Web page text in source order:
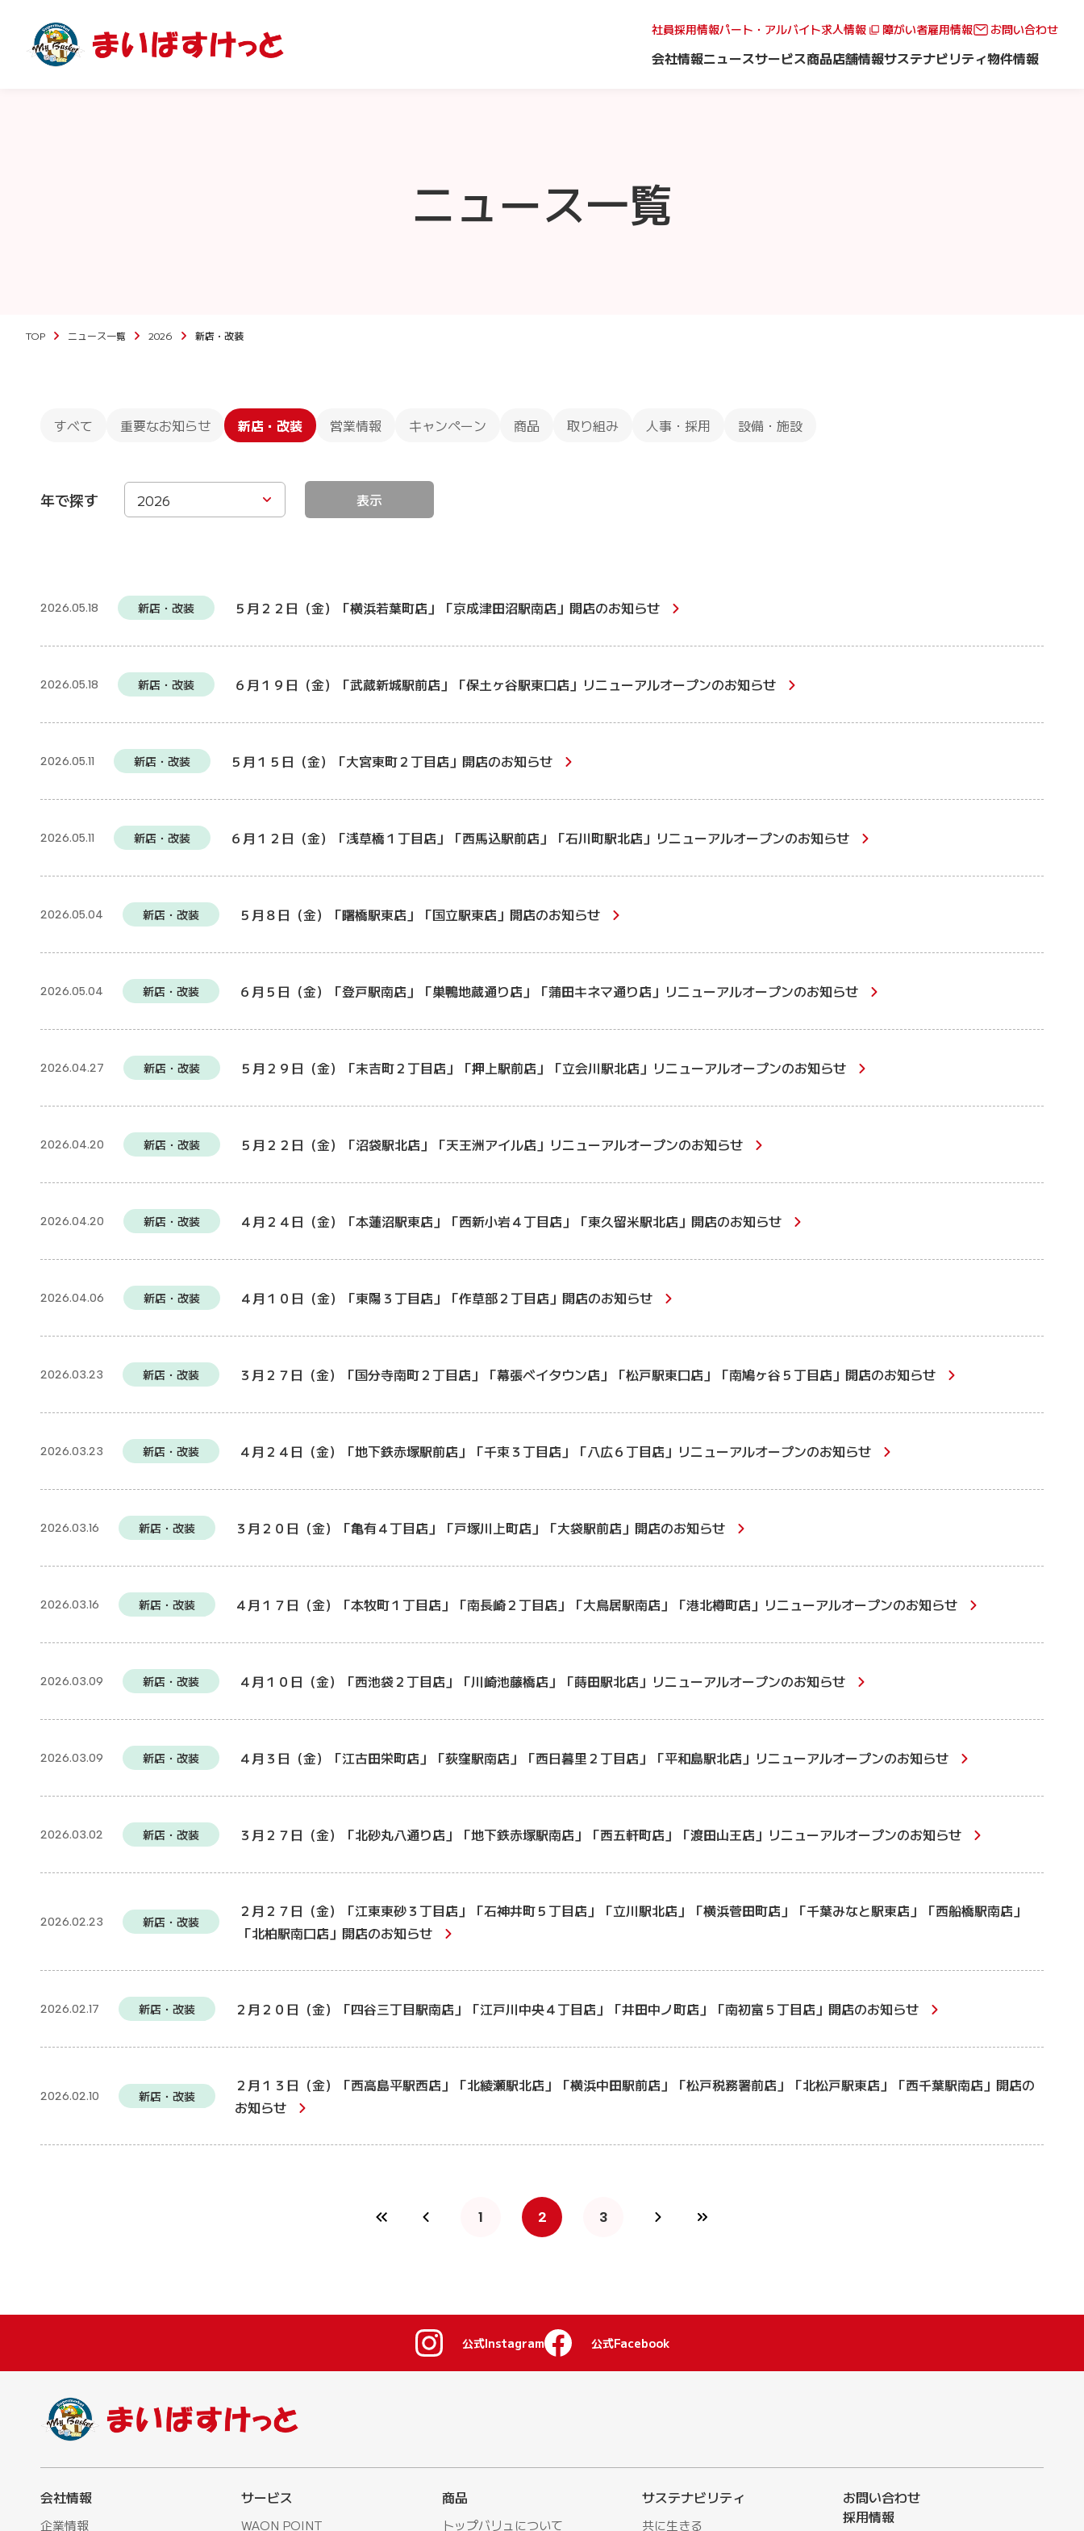
社員採用情報パート・アルバイト求人情報 障がい者雇用情報 お問い合わせ
会社情報ニュースサービス商品店舗情報サステナビリティ物件情報
ニュース一覧
TOP ニュース一覧 2026 新店・改装
すべて 重要なお知らせ 新店・改装 営業情報 キャンペーン 商品 取り組み 人事・採用 設備・施設
年で探す 2026 表示
2026.05.18 新店・改装 ５月２２日（金）「横浜若葉町店」「京成津田沼駅南店」開店のお知らせ
2026.05.18 新店・改装 ６月１９日（金）「武蔵新城駅前店」「保土ヶ谷駅東口店」リニューアルオープンのお知らせ
2026.05.11 新店・改装 ５月１５日（金）「大宮東町２丁目店」開店のお知らせ
2026.05.11 新店・改装 ６月１２日（金）「浅草橋１丁目店」「西馬込駅前店」「石川町駅北店」リニューアルオープンのお知らせ
2026.05.04 新店・改装 ５月８日（金）「曙橋駅東店」「国立駅東店」開店のお知らせ
2026.05.04 新店・改装 ６月５日（金）「登戸駅南店」「巣鴨地蔵通り店」「蒲田キネマ通り店」リニューアルオープンのお知らせ
2026.04.27 新店・改装 ５月２９日（金）「末吉町２丁目店」「押上駅前店」「立会川駅北店」リニューアルオープンのお知らせ
2026.04.20 新店・改装 ５月２２日（金）「沼袋駅北店」「天王洲アイル店」リニューアルオープンのお知らせ
2026.04.20 新店・改装 ４月２４日（金）「本蓮沼駅東店」「西新小岩４丁目店」「東久留米駅北店」開店のお知らせ
2026.04.06 新店・改装 ４月１０日（金）「東陽３丁目店」「作草部２丁目店」開店のお知らせ
2026.03.23 新店・改装 ３月２７日（金）「国分寺南町２丁目店」「幕張ベイタウン店」「松戸駅東口店」「南鳩ヶ谷５丁目店」開店のお知らせ
2026.03.23 新店・改装 ４月２４日（金）「地下鉄赤塚駅前店」「千束３丁目店」「八広６丁目店」リニューアルオープンのお知らせ
2026.03.16 新店・改装 ３月２０日（金）「亀有４丁目店」「戸塚川上町店」「大袋駅前店」開店のお知らせ
2026.03.16 新店・改装 ４月１７日（金）「本牧町１丁目店」「南長崎２丁目店」「大鳥居駅南店」「港北樽町店」リニューアルオープンのお知らせ
2026.03.09 新店・改装 ４月１０日（金）「西池袋２丁目店」「川崎池藤橋店」「蒔田駅北店」リニューアルオープンのお知らせ
2026.03.09 新店・改装 ４月３日（金）「江古田栄町店」「荻窪駅南店」「西日暮里２丁目店」「平和島駅北店」リニューアルオープンのお知らせ
2026.03.02 新店・改装 ３月２７日（金）「北砂丸八通り店」「地下鉄赤塚駅南店」「西五軒町店」「渡田山王店」リニューアルオープンのお知らせ
2026.02.23 新店・改装
２月２７日（金）「江東東砂３丁目店」「石神井町５丁目店」「立川駅北店」「横浜菅田町店」「千葉みなと駅東店」「西船橋駅南店」
「北柏駅南口店」開店のお知らせ
2026.02.17 新店・改装 ２月２０日（金）「四谷三丁目駅南店」「江戸川中央４丁目店」「井田中ノ町店」「南初富５丁目店」開店のお知らせ
2026.02.10 新店・改装
２月１３日（金）「西高島平駅西店」「北綾瀬駅北店」「横浜中田駅前店」「松戸税務署前店」「北松戸駅東店」「西千葉駅南店」開店の
お知らせ
1 2 3
公式Instagram 公式Facebook
会社情報
企業情報
サービス
WAON POINT
商品
トップバリュについて
サステナビリティ
共に生きる
お問い合わせ
採用情報